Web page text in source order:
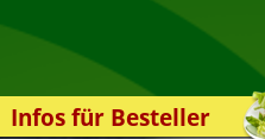
Infos für Besteller